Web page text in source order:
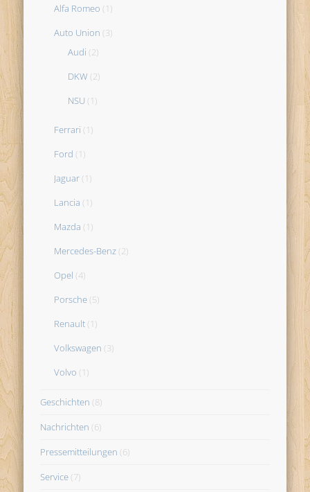
Alfa Romeo (1)
Auto Union (3)
Audi (2)
DKW (2)
NSU (1)
Ferrari (1)
Ford (1)
Jaguar (1)
Lancia (1)
Mazda (1)
Mercedes-Benz (2)
Opel (4)
Porsche (5)
Renault (1)
Volkswagen (3)
Volvo (1)
Geschichten (8)
Nachrichten (6)
Pressemitteilungen (6)
Service (7)